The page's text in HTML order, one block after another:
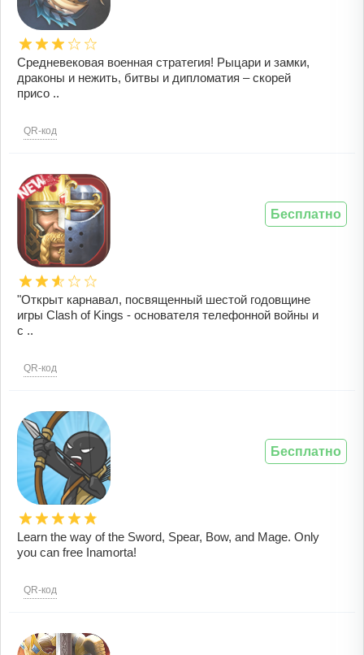
Средневековая военная стратегия! Рыцари и замки,
драконы и нежить, битвы и дипломатия – скорей
присо ..
QR-код
"Открыт карнавал, посвященный шестой годовщине
игры Clash of Kings - основателя телефонной войны и
с ..
QR-код
Бесплатно
Learn the way of the Sword, Spear, Bow, and Mage. Only
you can free Inamorta!
QR-код
Бесплатно